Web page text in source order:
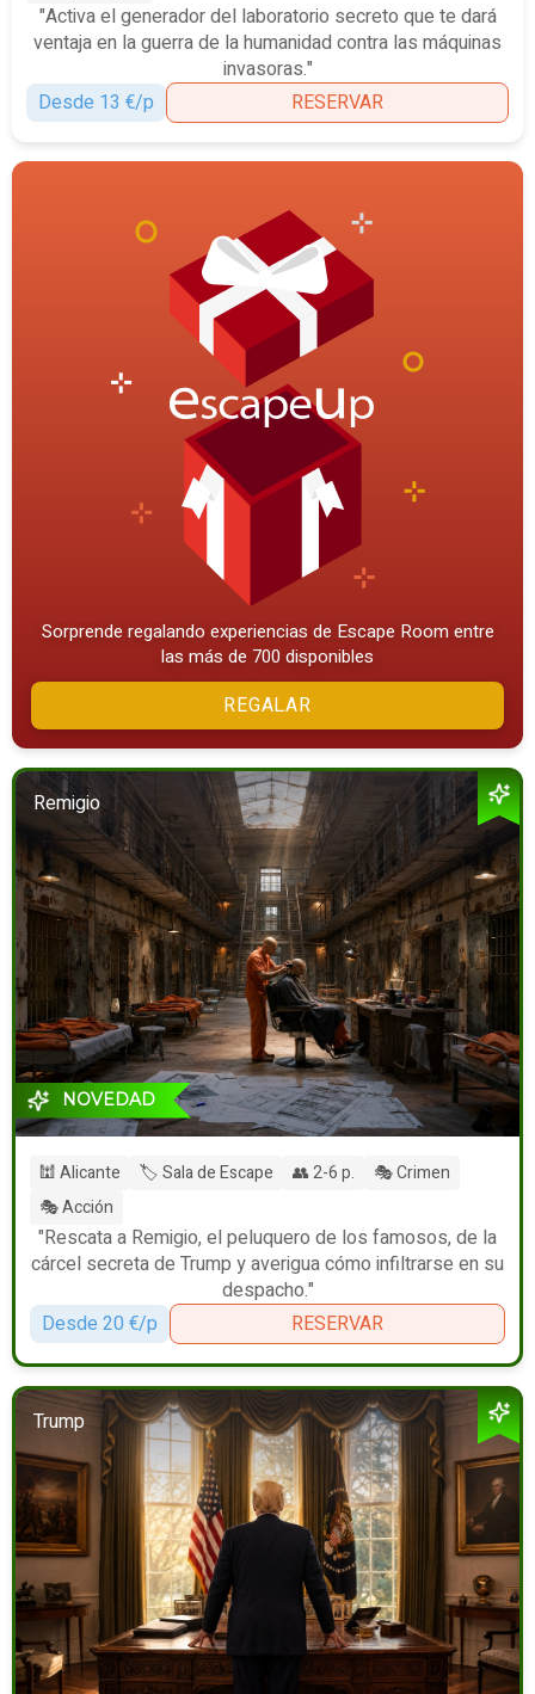
"Activa el generador del laboratorio secreto que te dará
ventaja en la guerra de la humanidad contra las máquinas
invasoras."
Desde 13 €/p
RESERVAR
Sorprende regalando experiencias de Escape Room entre
las más de 700 disponibles
REGALAR
Remigio
NOVEDAD
🕍 Alicante 🏷️ Sala de Escape 👥 2-6 p.
🎭 Crimen
🎭 Acción
"Rescata a Remigio, el peluquero de los famosos, de la
cárcel secreta de Trump y averigua cómo infiltrarse en su
despacho."
Desde 20 €/p
RESERVAR
Trump